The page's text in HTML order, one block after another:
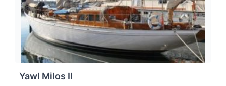
Yawl Milos II